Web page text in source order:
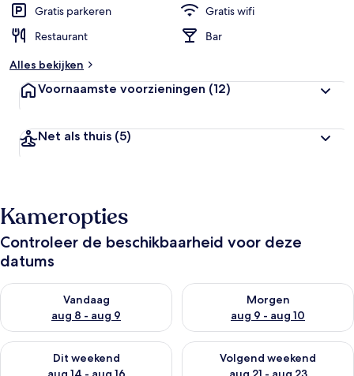
Gratis parkeren
Gratis wifi
Restaurant
Bar
Alles bekijken
Voornaamste voorzieningen (12)
Net als thuis (5)
Kameropties
Controleer de beschikbaarheid voor deze
datums
Vandaag
aug 8 - aug 9
De beschikbaarheid controleren voor vanavond aug 8 - aug 9
Morgen
aug 9 - aug 10
De beschikbaarheid
Dit weekend
De beschikbaarheid controleren voor dit weekend aug 14 -
Volgend weekend
De beschikbaarheid